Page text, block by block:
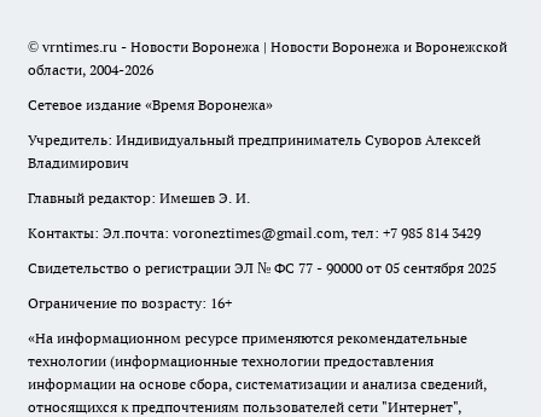
© vrntimes.ru - Новости Воронежа | Новости Воронежа и Воронежской
области, 2004-2026
Сетевое издание «Время Воронежа»
Учредитель: Индивидуальный предприниматель Суворов Алексей
Владимирович
Главный редактор: Имешев Э. И.
Контакты: Эл.почта: voroneztimes@gmail.com, тел: +7 985 814 3429
Свидетельство о регистрации ЭЛ № ФС 77 - 90000 от 05 сентября 2025
Ограничение по возрасту: 16+
«На информационном ресурсе применяются рекомендательные
технологии (информационные технологии предоставления
информации на основе сбора, систематизации и анализа сведений,
относящихся к предпочтениям пользователей сети "Интернет",